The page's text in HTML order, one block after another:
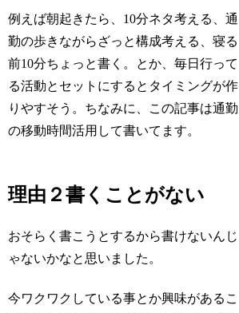
例えば朝起きたら、10分ネタ考える、通
勤の歩きながらざっと構成考える、寝る
前10分ちょっと書く。とか、毎日行って
る活動とセットにするとタイミングが作
りやすそう。ちなみに、この記事は通勤
の移動時間活用して書いてます。
理由２書くことがない
おそらく書こうとするから書けないんじ
ゃないかなと思いました。
今ワクワクしている事とか興味があるこ